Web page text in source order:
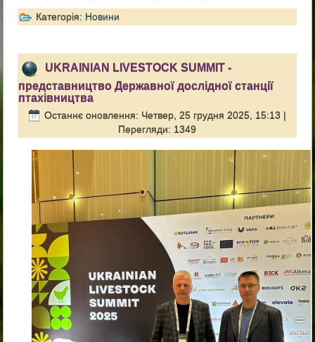
Категорія: Новини
UKRAINIAN LIVESTOCK SUMMIT -
представництво Державної дослідної станції
птахівництва
Останнє оновлення: Четвер, 25 грудня 2025, 15:13 |
Перегляди: 1349